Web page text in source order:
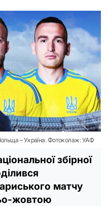
– Україна. Фотоколаж: УАФ
збірної
матчу
жовтою